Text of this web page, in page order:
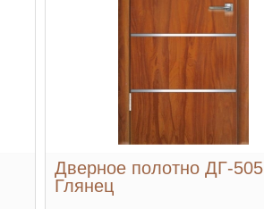
Дверное полотно ДГ-505
Глянец